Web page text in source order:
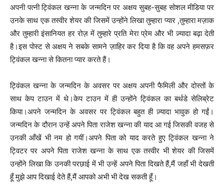
अपनी पत्नी ट्विंकल खन्ना के जन्मदिन पर अक्षय सुबह-सुबह सोशल मीडिया पर
उनके साथ एक तस्वीर शेयर की जिसमें उन्होंने लिखा तुम्हारा प्यार ,तुम्हारा मज़ाक
और तुम्हारी इंसानियत हर रोज़ में तुम्हारे प्रति मेरा प्रेम और भी ज़्यादा बढ़ा देती
है।इस पोस्ट से अक्षय ने सबके सामने ज़ाहिर कर दिया है कि वह अपने हमसफ़र
ट्विंकल खन्ना से कितना प्यार करते हैं।
ट्विंकल खन्ना के जन्मदिन के अवसर पर अक्षय अपनी फैमिली और दोस्तों के
साथ केप टाउन में थे।केप टाउन में ही उन्होंने ट्विंकल का बर्थडे सेलिब्रेट
किया।अपने जन्मदिन के अवसर पर ट्विंकल बहुत ही ज़्यादा भावुक हो गईं।
जन्मदिन के दौरान उन्हें अपने पिता राजेश खन्ना की याद आ गई जिसकी वजह से
उनकी आँखें भी नम हो गयीं।अपने पिता को याद करते हुए ट्विंकल खन्ना ने
ट्विटर पर अपने पिता राजेश खन्ना के साथ एक तस्वीर भी शेयर की जिसमें
उन्होंने लिखा कि उनकी परछाई में भी उन्हें अपने पिता दिखते हैं,मैं जहाँ भी देखती
हूँ मुझे आप दिखाई देते हैं,मैं आपको अभी भी देख सकती हूँ।